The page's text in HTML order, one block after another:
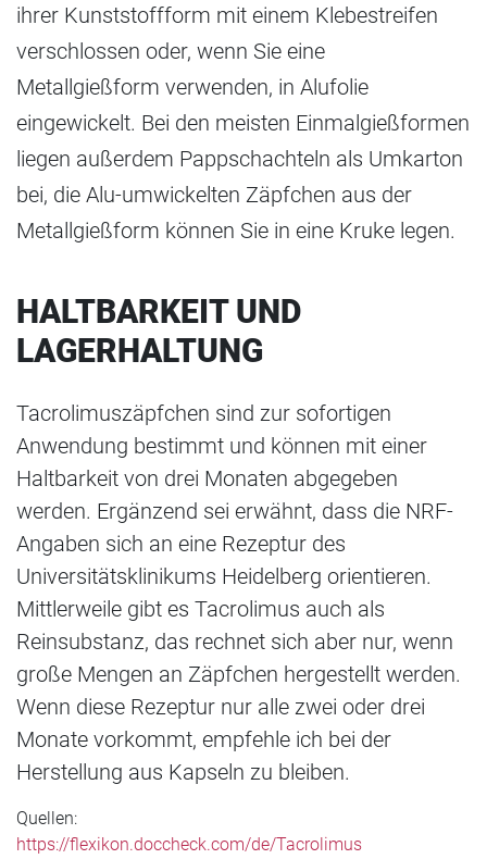
ihrer Kunststoffform mit einem Klebestreifen
verschlossen oder, wenn Sie eine
Metallgießform verwenden, in Alufolie
eingewickelt. Bei den meisten Einmalgießformen
liegen außerdem Pappschachteln als Umkarton
bei, die Alu-umwickelten Zäpfchen aus der
Metallgießform können Sie in eine Kruke legen.
HALTBARKEIT UND
LAGERHALTUNG
Tacrolimuszäpfchen sind zur sofortigen
Anwendung bestimmt und können mit einer
Haltbarkeit von drei Monaten abgegeben
werden. Ergänzend sei erwähnt, dass die NRF-
Angaben sich an eine Rezeptur des
Universitätsklinikums Heidelberg orientieren.
Mittlerweile gibt es Tacrolimus auch als
Reinsubstanz, das rechnet sich aber nur, wenn
große Mengen an Zäpfchen hergestellt werden.
Wenn diese Rezeptur nur alle zwei oder drei
Monate vorkommt, empfehle ich bei der
Herstellung aus Kapseln zu bleiben.
Quellen:
https://flexikon.doccheck.com/de/Tacrolimus